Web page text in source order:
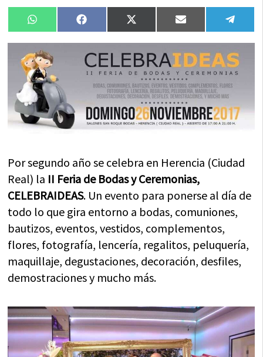
Compartir
en
WhatsAppCompartir
en
FacebookCompartir
en
X
(Twitter)
Compartir
en
Email
en
Por segundo año se celebra en Herencia (Ciudad
Real) la II Feria de Bodas y Ceremonias,
CELEBRAIDEAS. Un evento para ponerse al día de
todo lo que gira entorno a bodas, comuniones,
bautizos, eventos, vestidos, complementos,
flores, fotografía, lencería, regalitos, peluquería,
maquillaje, degustaciones, decoración, desfiles,
demostraciones y mucho más.